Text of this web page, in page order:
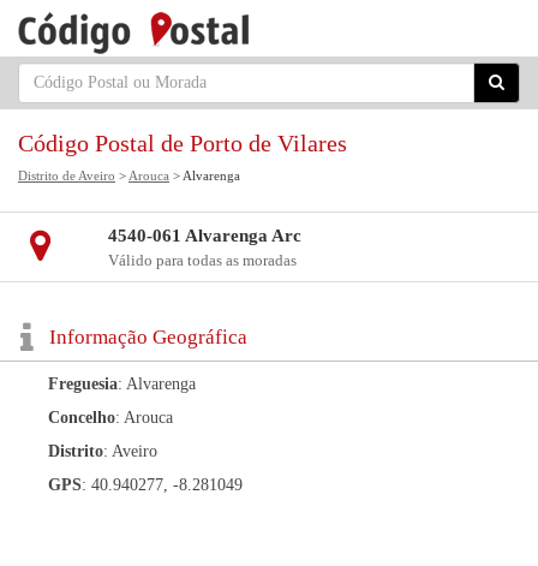
Código Postal de Porto de Vilares
Distrito de Aveiro > Arouca > Alvarenga
4540-061 Alvarenga Arc
Válido para todas as moradas
Informação Geográfica
Freguesia: Alvarenga
Concelho: Arouca
Distrito: Aveiro
GPS: 40.940277, -8.281049